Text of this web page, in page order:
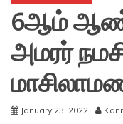
6ஆம்
அமரர்
January 23, 2022